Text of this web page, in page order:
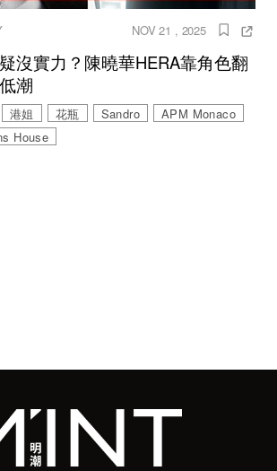
NOV 21 , 2025
沒實力？陳曉華HERA靠角色翻
潮
港姐 花瓶 Sandro
APM Monaco
House